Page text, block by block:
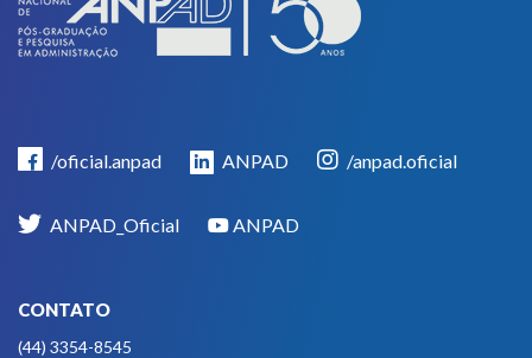
/oficial.anpad ANPAD /anpad.oficial
ANPAD_Oficial ANPAD
CONTATO
(44) 3354-8545